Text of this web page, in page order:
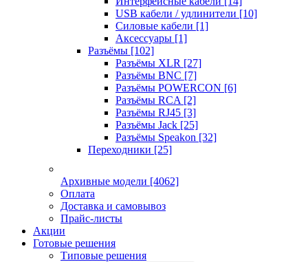
USB кабели / удлинители [10]
Силовые кабели [1]
Аксессуары [1]
Разъёмы [102]
Разъёмы XLR [27]
Разъёмы BNC [7]
Разъёмы POWERCON [6]
Разъёмы RCA [2]
Разъёмы RJ45 [3]
Разъёмы Jack [25]
Разъёмы Speakon [32]
Переходники [25]
Архивные модели [4062]
Оплата
Доставка и самовывоз
Прайс-листы
Акции
Готовые решения
Типовые решения